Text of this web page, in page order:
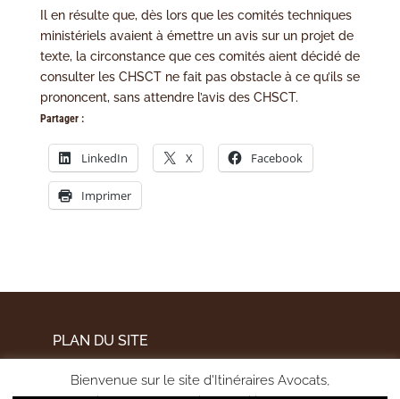
Il en résulte que, dès lors que les comités techniques
ministériels avaient à émettre un avis sur un projet de
texte, la circonstance que ces comités aient décidé de
consulter les CHSCT ne fait pas obstacle à ce qu’ils se
prononcent, sans attendre l’avis des CHSCT.
Partager :
LinkedIn X Facebook
Imprimer
PLAN DU SITE
Bienvenue sur le site d'Itinéraires Avocats,